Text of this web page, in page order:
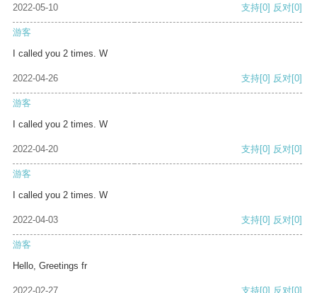
2022-05-10 支持[0] 反对[0]
游客
I called you 2 times. W
2022-04-26 支持[0] 反对[0]
游客
I called you 2 times. W
2022-04-20 支持[0] 反对[0]
游客
I called you 2 times. W
2022-04-03 支持[0] 反对[0]
游客
Hello, Greetings fr
2022-02-27 支持[0] 反对[0]